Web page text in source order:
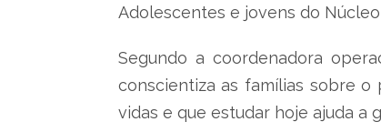
Adolescentes e jovens do
Segundo a coordenadora
conscientiza as famílias sobre o
vidas e que estudar hoje ajuda a